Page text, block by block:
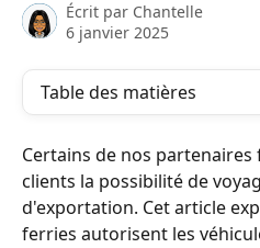
Écrit par Chantelle
6 janvier 2025
Table des matières
Certains de nos
clients la possibilité de
d'exportation. Cet article
ferries autorisent les